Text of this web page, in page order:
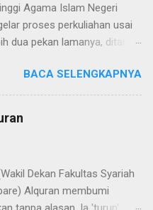
Agama Islam Negeri
proses perkuliahan usai
dua pekan lamanya, ditandai
tanggal 22 Februari 2016, di
pembukaan kuliah kali ini
Pendidikan Islam
Phil. H. Kamaruddin Amin,
kuliah umum pada
Islam Kementrian Agama
dalam rangka
BACA SELENGKAPNYA
Dekan Fakultas Syariah
Alquran membumi